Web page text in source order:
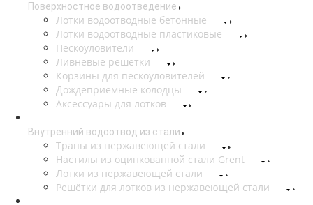
Поверхностное водоотведение
Лотки водоотводные бетонные
Лотки водоотводные пластиковые
Пескоуловители
Ливневые решетки
Корзины для пескоуловителей
Дождеприемные колодцы
Аксессуары для лотков
Внутренний водоотвод из стали
Трапы из нержавеющей стали
Настилы из оцинкованной стали Grent
Лотки из нержавеющей стали
Решётки для лотков из нержавеющей стали